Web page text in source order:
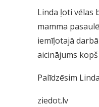
Linda ļoti vēlas
mamma
iemīļotajā
aicinājums
Palīdzēsim
ziedot.lv